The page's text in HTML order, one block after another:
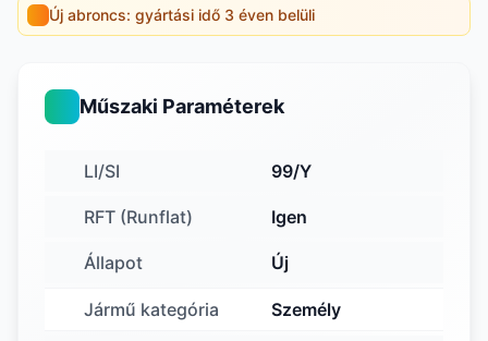
Új abroncs: gyártási idő 3 éven belüli
Műszaki Paraméterek
LI/SI 99/Y
RFT (Runflat) Igen
Állapot Új
Jármű kategória Személy